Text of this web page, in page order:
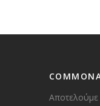
Αποτελούμε